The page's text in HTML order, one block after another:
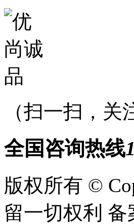
（扫一扫，关
全国咨询热线
版权所有 ©
留一切权利 备